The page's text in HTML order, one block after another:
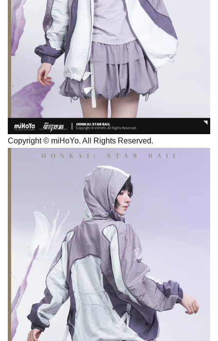
Copyright © miHoYo. All Rights Reserved.